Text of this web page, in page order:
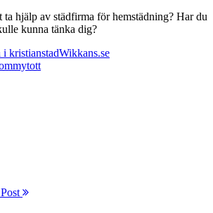
hjälp av städfirma för hemstädning? Har du
kunna tänka dig?
i kristianstadWikkans.se